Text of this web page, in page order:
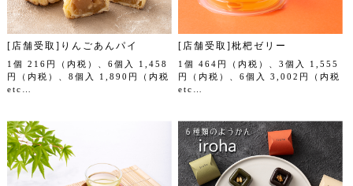
[店舗受取]りんごあんパイ
1個 216円（内税）、6個入 1,458
円（内税）、8個入 1,890円（内税
etc…
[店舗受取]枇杷ゼリー
1個 464円（内税）、3個入 1,555
円（内税）、6個入 3,002円（内税
etc…